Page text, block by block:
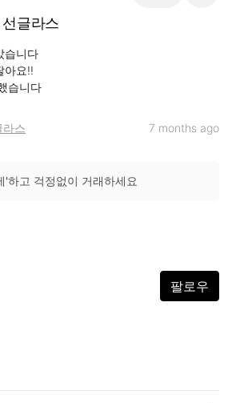
글라스
습니다
아요!!
습니다
라스 7 months ago
'하고 걱정없이 거래하세요
팔로우